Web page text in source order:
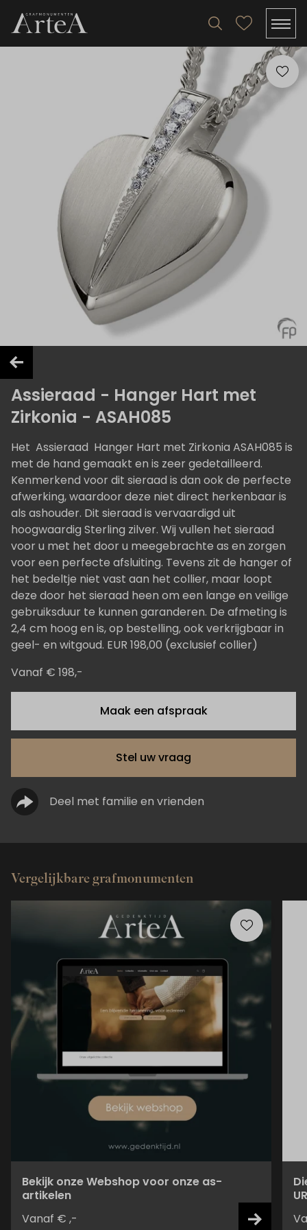
Assieraad - Hanger Hart met
Zirkonia - ASAH085
Het Assieraad Hanger Hart met Zirkonia ASAH085 is
met de hand gemaakt en is zeer gedetailleerd.
Kenmerkend voor dit sieraad is dan ook de perfecte
afwerking, waardoor deze niet direct herkenbaar is
als ashouder. Dit sieraad is vervaardigd uit
hoogwaardig Sterling zilver. Wij vullen het sieraad
voor u met het door u meegebrachte as en zorgen
voor een perfecte afsluiting. Tevens zit de hanger of
het bedeltje niet vast aan het collier, maar loopt
deze door het sieraad heen om een lange en veilige
gebruiksduur te kunnen garanderen. De afmeting is
2,4 cm hoog en is, op bestelling, ook verkrijgbaar in
geel- en witgoud. EUR 198,00 (exclusief collier)
Vanaf € 198,-
Maak een afspraak
Stel uw vraag
Deel met familie en vrienden
Vergelijkbare grafmonumenten
Bekijk onze Webshop voor onze as-
artikelen
Vanaf € ,-